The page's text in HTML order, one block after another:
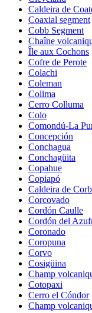
Caldeira de
Coaxial segment
Cobb Segment
Chaîne
Île aux Cochons
Cofre de Perote
Colachi
Coleman
Colima
Cerro Colluma
Colo
Comondú-La
Concepción
Conchagua
Conchagüita
Copahue
Copiapó
Caldeira de
Corcovado
Cordón Caulle
Cordón del
Coronado
Coropuna
Corvo
Cosigüina
Champ
Cotopaxi
Cerro el Cóndor
Champ